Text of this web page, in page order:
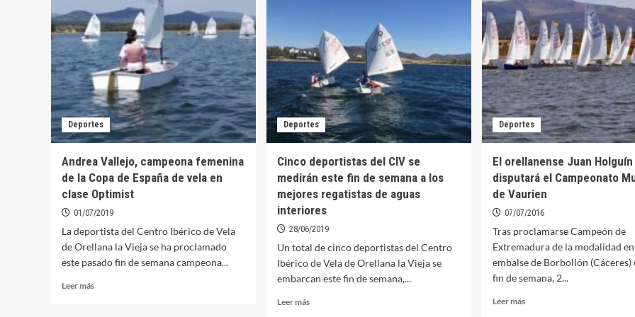
Mendoza
se
proclama
campeón
de
Extremadura
en
ILCA
6
corona
en
la
Copa
de
España
de
Aguas
Interiores
6
de
Vela
se
impone
en
el
Campeonato
de
Extremadura
Ilca6
de
Deportes
Andrea Vallejo, campeona femenina
de la Copa de España de vela en
clase Optimist
01/07/2019
La deportista del Centro Ibérico de Vela
de Orellana la Vieja se ha proclamado
este pasado fin de semana campeona...
Leer másLeer
Deportes
Cinco deportistas del CIV se
medirán este fin de semana a los
mejores regatistas de aguas
interiores
28/06/2019
Un total de cinco deportistas del Centro
Ibérico de Vela de Orellana la Vieja se
embarcan este fin de semana,...
Leer másLeer
Deportes
El orellanense Juan Holguín
disputará el Campeonato
de Vaurien
07/07/2016
Tras proclamarse Campeón de
Extremadura de la modalidad
embalse de Borbollón (Cáceres)
fin de semana, 2...
Leer másLeer